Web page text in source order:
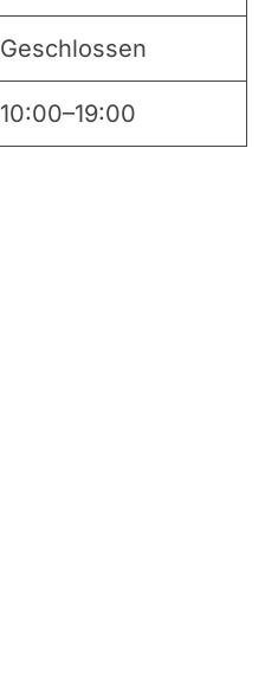
Geschlossen
10:00–19:00